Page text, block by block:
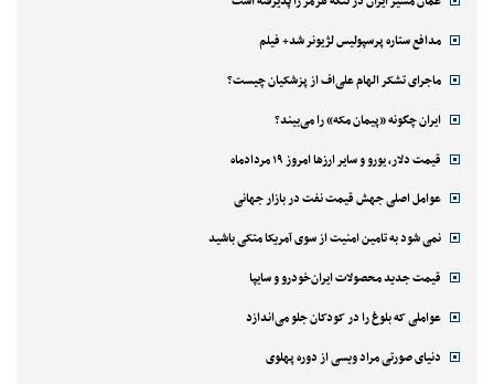
مدافع ستاره پرسپولیس لژیونر شد+ فیلم
ماجرای تشکر الهام علی‌اف از پزشکیان چیست؟
ایران چگونه «پیمان مکه» را می‌بیند؟
قیمت دلار، یورو و سایر ارزها امروز ۱۹ مردادماه
عوامل اصلی جهش قیمت نفت در بازار جهانی
نمی شود به تامین امنیت از سوی آمریکا متکی باشید
قیمت جدید محصولات ایران‌خودرو و سایپا
عواملی که بلوغ را در کودکان جلو می‌اندازد
دنیای صورتی مراد ویسی از دوره پهلوی